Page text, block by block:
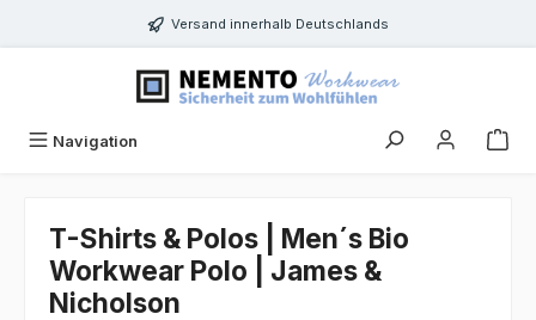
Zum Hauptinhalt springenVersand innerhalb Deutschlands
Navigation
T-Shirts & Polos | Men´s Bio
Workwear Polo | James &
Nicholson